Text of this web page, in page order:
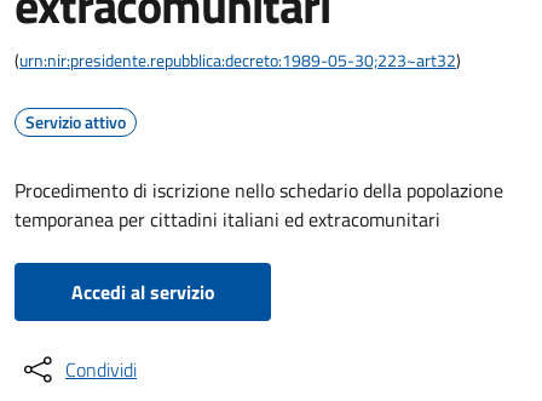
(urn:nir:presidente.repubblica:decreto:1989-05-30;223~art32)
Servizio attivo
Procedimento di iscrizione nello schedario della popolazione
temporanea per cittadini italiani ed extracomunitari
Accedi al servizio
Condividi